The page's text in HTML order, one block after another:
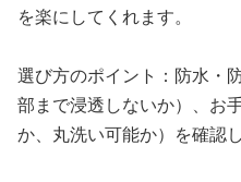
を楽にしてくれます。
選び方のポイント：防水・
部まで浸透しないか）、お
か、丸洗い可能か）を確認